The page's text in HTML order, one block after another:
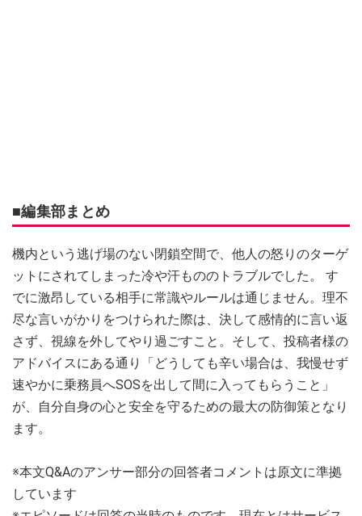
■編集部まとめ
機内という逃げ場のない閉鎖空間で、他人の怒りのターゲ
ットにされてしまった冷や汗もののトラブルでした。 す
でに激昂している相手に常識やルールは通じません。理不
尽な言いがかりをつけられた際は、決して感情的に言い返
さず、視線を外してやり過ごすこと。そして、投稿者様の
アドバイスにある通り「どうしても辛い場合は、我慢せず
速やかに乗務員へSOSを出して間に入ってもらうこと」
が、自分自身の心と安全を守るための最大の防御策となり
ます。
※本文Q&Aのアンサー部分の回答者コメントは原文に準拠
しています